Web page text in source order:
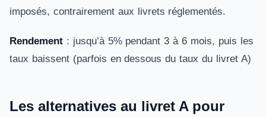
imposés, contrairement aux livrets réglementés.
Rendement : jusqu’à 5% pendant 3 à 6 mois, puis les
taux baissent (parfois en dessous du taux du livret A)
Les alternatives au livret A pour